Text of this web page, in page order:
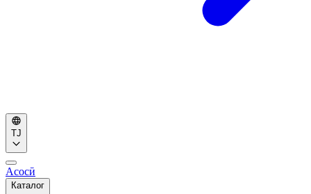
TJ
Асосӣ
Каталог